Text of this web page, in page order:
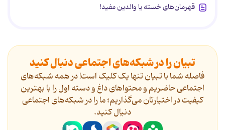
قهرمان‌های خسته یا والدین مفید!
تبیان را در شبکه‌های اجتماعی دنبال کنید
فاصله شما با تبیان تنها یک کلیک است! در همه شبکه‌های
اجتماعی حاضریم و محتواهای داغ و دسته اول را با بهترین
کیفیت در اختیارتان می‌گذاریم؛ ما را در شبکه‌های اجتماعی
دنیال کنید.